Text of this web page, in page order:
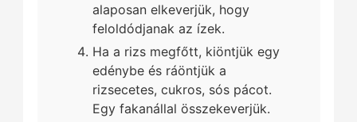
alaposan elkeverjük, hogy
feloldódjanak az ízek.
Ha a rizs megfőtt, kiöntjük egy
edénybe és ráöntjük a
rizsecetes, cukros, sós pácot.
Egy fakanállal összekeverjük.